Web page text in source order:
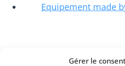
Gérer le
Equipement made
Locaux